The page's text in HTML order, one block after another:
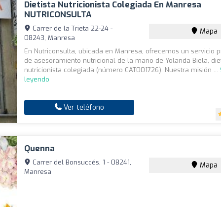
Dietista Nutricionista Colegiada En Manresa
NUTRICONSULTA
Carrer de la Trieta 22-24 -
08243, Manresa
Mapa
En Nutriconsulta, ubicada en Manresa, ofrecemos un servicio
de asesoramiento nutricional de la mano de Yolanda Biela,
nutricionista colegiada (número CAT001726). Nuestra misión ...
leyendo
Ver teléfono
Quenna
Carrer del Bonsuccés, 1 - 08241,
Manresa
Mapa